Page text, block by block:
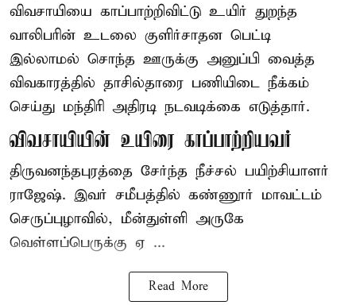
விவசாயியை காப்பாற்றிவிட்டு உயிர் துறந்த
வாலிபரின் உடலை குளிர்சாதன பெட்டி
இல்லாமல் சொந்த ஊருக்கு அனுப்பி வைத்த
விவகாரத்தில் தாசில்தாரை பணியிடை நீக்கம்
செய்து மந்திரி அதிரடி நடவடிக்கை எடுத்தார்.
விவசாயியின் உயிரை காப்பாற்றியவர்
திருவனந்தபுரத்தை சேர்ந்த நீச்சல் பயிற்சியாளர்
ராஜேஷ். இவர் சமீபத்தில் கண்ணூர் மாவட்டம்
செருப்புழாவில், மீன்துள்ளி அருகே
வெள்ளப்பெருக்கு ஏ ...
Read More